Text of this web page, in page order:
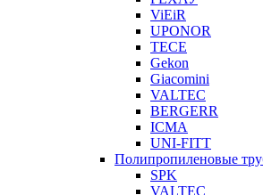
ViEiR
UPONOR
TECE
Gekon
Giacomini
VALTEC
BERGERR
ICMA
UNI-FITT
Полипропиленовые
SPK
VALTEC